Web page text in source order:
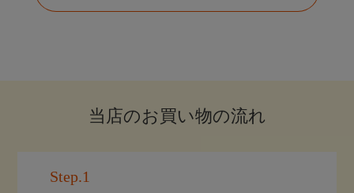
当店のお買い物の流れ
Step.1